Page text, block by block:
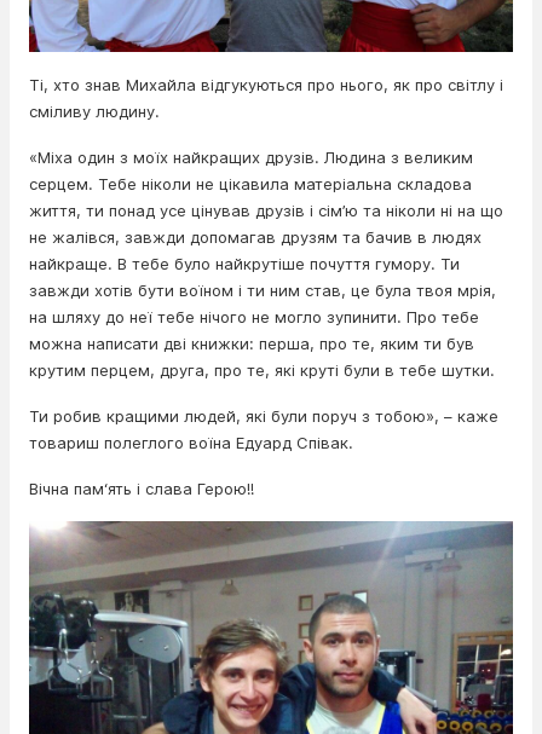
Ті, хто знав Михайла відгукуються про нього, як про світлу і
сміливу людину.
«Міха один з моїх найкращих друзів. Людина з великим
серцем. Тебе ніколи не цікавила матеріальна складова
життя, ти понад усе цінував друзів і сім’ю та ніколи ні на що
не жалівся, завжди допомагав друзям та бачив в людях
найкраще. В тебе було найкрутіше почуття гумору. Ти
завжди хотів бути воїном і ти ним став, це була твоя мрія,
на шляху до неї тебе нічого не могло зупинити. Про тебе
можна написати дві книжки: перша, про те, яким ти був
крутим перцем, друга, про те, які круті були в тебе шутки.
Ти робив кращими людей, які були поруч з тобою», – каже
товариш полеглого воїна Едуард Співак.
Вічна пам‘ять і слава Герою!!